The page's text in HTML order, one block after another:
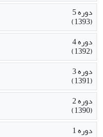
دوره 5
(1393)
دوره 4
(1392)
دوره 3
(1391)
دوره 2
(1390)
دوره 1